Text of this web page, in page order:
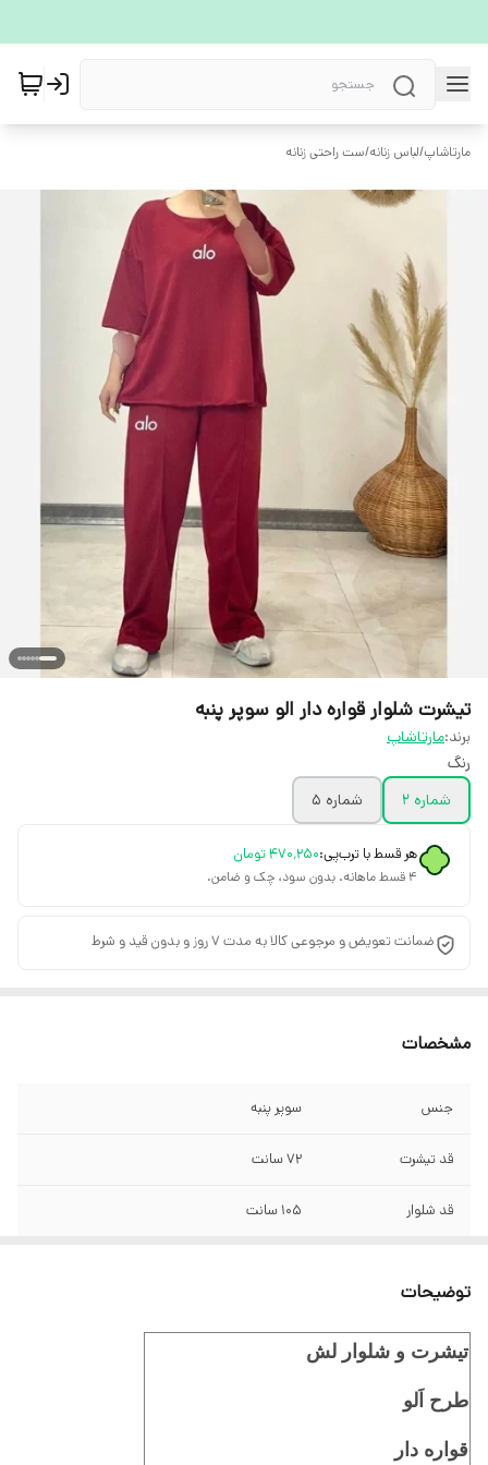
مارتاشاپ/لباس زنانه/ست راحتی زنانه
تیشرت شلوار قواره دار الو سوپر پنبه
برند:مارتاشاپ
رنگ
شماره ۲
شماره ۵
هر قسط با ترب‌پی:۴۷۰٬۲۵۰تومان
۴ قسط ماهانه. بدون سود، چک و ضامن.
ضمانت تعویض و مرجوعی کالا به مدت 7 روز و بدون قید و شرط
مشخصات
جنس سوپر پنبه
قد تیشرت ۷۲ سانت
قد شلوار ۱۰۵ سانت
توضیحات
تیشرت و شلوار لش
طرح اَلو
قواره دار